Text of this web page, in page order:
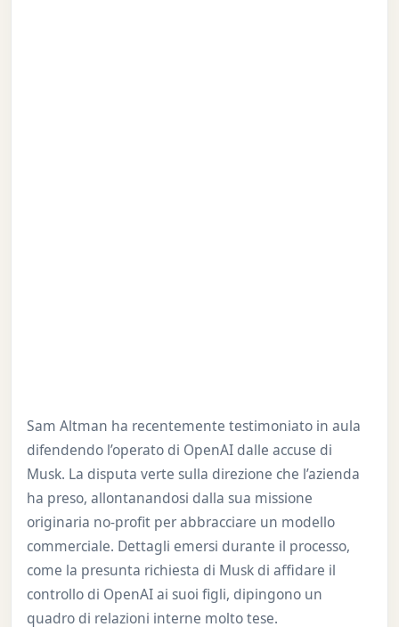
Sam Altman ha recentemente testimoniato in aula
difendendo l’operato di OpenAI dalle accuse di
Musk. La disputa verte sulla direzione che l’azienda
ha preso, allontanandosi dalla sua missione
originaria no-profit per abbracciare un modello
commerciale. Dettagli emersi durante il processo,
come la presunta richiesta di Musk di affidare il
controllo di OpenAI ai suoi figli, dipingono un
quadro di relazioni interne molto tese.